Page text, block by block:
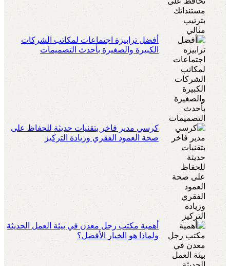
أفضل ترابيزة اجتماعات لمكاتب الشركات
الكبيرة والصغيرة بأحدث التصميمات
كرسي مدير فاخر بتقنيات حديثة للحفاظ على
صحة العمود الفقري وزيادة التركيز
أهمية مكتب رجل معدن في بيئة العمل الحديثة
ولماذا هو الخيار الأفضل؟